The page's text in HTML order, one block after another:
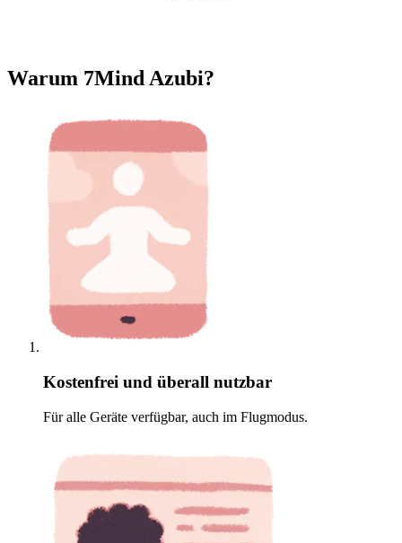
Warum 7Mind Azubi?
Kostenfrei und überall nutzbar
Für alle Geräte verfügbar, auch im Flugmodus.